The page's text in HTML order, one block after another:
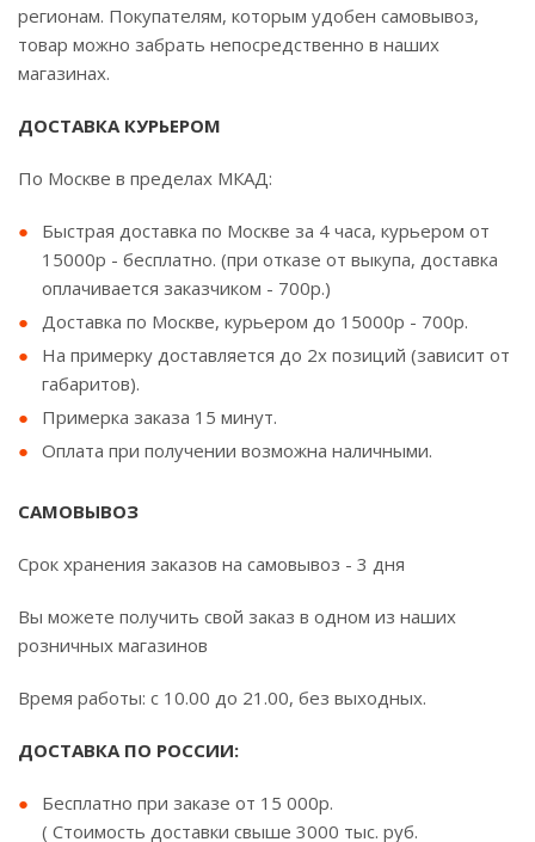
регионам. Покупателям, которым удобен самовывоз,
товар можно забрать непосредственно в наших
магазинах.
ДОСТАВКА КУРЬЕРОМ
По Москве в пределах МКАД:
Быстрая доставка по Москве за 4 часа, курьером от
15000р - бесплатно. (при отказе от выкупа, доставка
оплачивается заказчиком - 700р.)
Доставка по Москве, курьером до 15000р - 700р.
На примерку доставляется до 2х позиций (зависит от
габаритов).
Примерка заказа 15 минут.
Оплата при получении возможна наличными.
САМОВЫВОЗ
Срок хранения заказов на самовывоз - 3 дня
Вы можете получить свой заказ в одном из наших
розничных магазинов
Время работы: с 10.00 до 21.00, без выходных.
ДОСТАВКА ПО РОССИИ:
Бесплатно при заказе от 15 000р.
( Стоимость доставки свыше 3000 тыс. руб.